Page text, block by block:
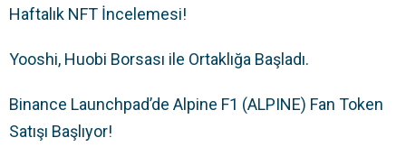
Haftalık NFT İncelemesi!
Yooshi, Huobi Borsası ile Ortaklığa Başladı.
Binance Launchpad’de Alpine F1 (ALPINE) Fan Token
Satışı Başlıyor!